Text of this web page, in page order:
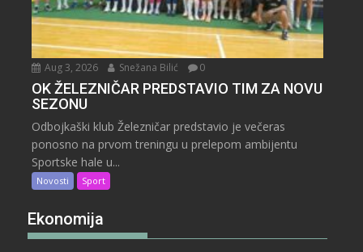
Aug 3, 2026 Snežana Bilić 0
OK ŽELEZNIČAR PREDSTAVIO TIM ZA NOVU
SEZONU
Odbojkaški klub Železničar predstavio je večeras
ponosno na prvom treningu u prelepom ambijentu
Sportske hale u...
Novosti Sport
Ekonomija